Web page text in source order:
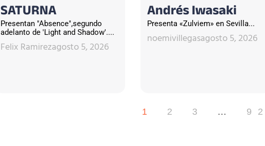
SATURNA
Presentan "Absence",segundo
adelanto de 'Light and Shadow'....
Felix Ramirezagosto 5, 2026
Andrés Iwasaki
Presenta «Zulviem» en Sevilla...
noemivillegasagosto 5, 2026
1 2 3 … 92